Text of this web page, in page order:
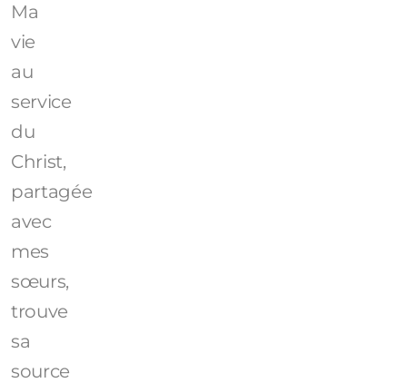
Ma
vie
au
service
du
Christ,
partagée
avec
mes
sœurs,
trouve
sa
source